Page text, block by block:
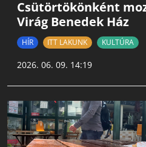
Csütörtökönként
Virág Benedek Ház
HÍR ITT LAKUNK KULTÚRA
2026. 06. 09. 14:19